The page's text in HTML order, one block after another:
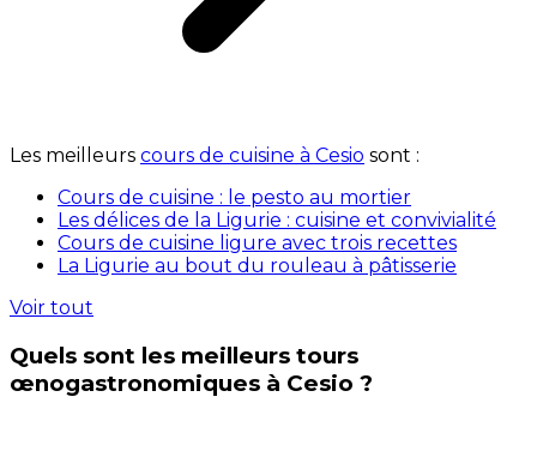
Les meilleurs cours de cuisine à Cesio sont :
Cours de cuisine : le pesto au mortier
Les délices de la Ligurie : cuisine et convivialité
Cours de cuisine ligure avec trois recettes
La Ligurie au bout du rouleau à pâtisserie
Voir tout
Quels sont les meilleurs tours
œnogastronomiques à Cesio ?